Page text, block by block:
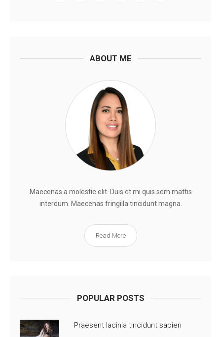
ABOUT ME
Maecenas a molestie elit. Duis et mi quis sem mattis
interdum. Maecenas fringilla tincidunt magna.
Read More
POPULAR POSTS
Praesent lacinia tincidunt sapien